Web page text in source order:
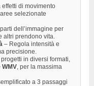
effetti di movimento
selezionate
dell’immagine per
altri prendono vita.
– Regola intensità e
precisione.
in diversi formati,
WMV , per la massima
a 3 passaggi